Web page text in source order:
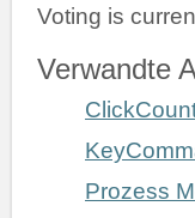
Voting is
Verwandte
Prozess